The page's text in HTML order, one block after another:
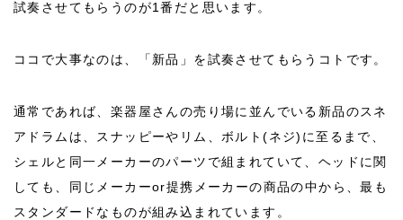
試奏させてもらうのが1番だと思います。
ココで大事なのは、「新品」を試奏させてもらうコトです。
通常であれば、楽器屋さんの売り場に並んでいる新品のスネ
アドラムは、スナッピーやリム、ボルト(ネジ)に至るまで、
シェルと同一メーカーのパーツで組まれていて、ヘッドに関
しても、同じメーカーor提携メーカーの商品の中から、最も
スタンダードなものが組み込まれています。